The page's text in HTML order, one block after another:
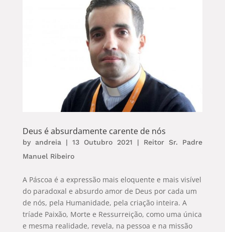
Deus é absurdamente carente de nós
by andreia | 13 Outubro 2021 | Reitor Sr. Padre
Manuel Ribeiro
A Páscoa é a expressão mais eloquente e mais visível
do paradoxal e absurdo amor de Deus por cada um
de nós, pela Humanidade, pela criação inteira. A
tríade Paixão, Morte e Ressurreição, como uma única
e mesma realidade, revela, na pessoa e na missão